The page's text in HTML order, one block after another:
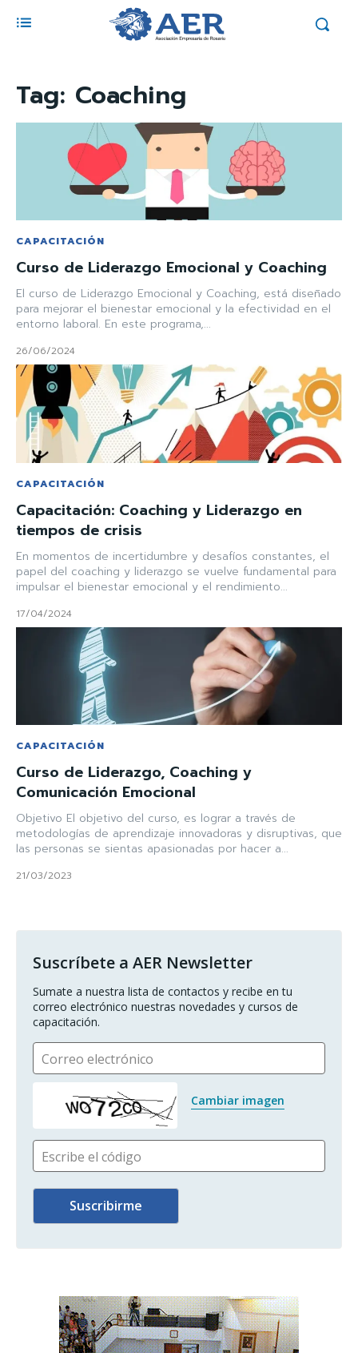
Tag: Coaching
CAPACITACIÓN
Curso de Liderazgo Emocional y Coaching
El curso de Liderazgo Emocional y Coaching, está diseñado
para mejorar el bienestar emocional y la efectividad en el
entorno laboral. En este programa,...
26/06/2024
CAPACITACIÓN
Capacitación: Coaching y Liderazgo en
tiempos de crisis
En momentos de incertidumbre y desafíos constantes, el
papel del coaching y liderazgo se vuelve fundamental para
impulsar el bienestar emocional y el rendimiento...
17/04/2024
CAPACITACIÓN
Curso de Liderazgo, Coaching y
Comunicación Emocional
Objetivo El objetivo del curso, es lograr a través de
metodologías de aprendizaje innovadoras y disruptivas, que
las personas se sientas apasionadas por hacer a...
21/03/2023
Suscríbete a AER Newsletter
Sumate a nuestra lista de contactos y recibe en tu
correo electrónico nuestras novedades y cursos de
capacitación.
Correo electrónico
Cambiar imagen
Escribe el código